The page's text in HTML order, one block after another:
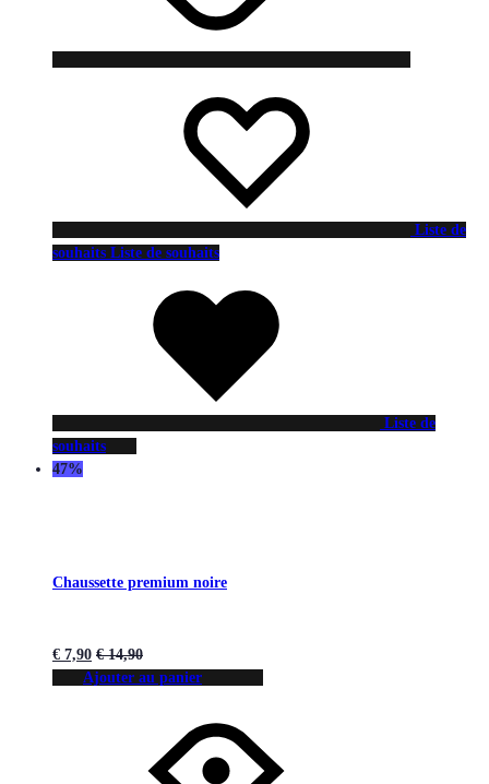
Liste de
souhaits Liste de souhaits
Liste de
souhaits
47%
Chaussette premium noire
€ 7,90 €14,90
Ajouter au panier